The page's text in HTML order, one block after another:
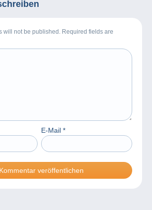
will not be published. Required fields are
E-Mail *